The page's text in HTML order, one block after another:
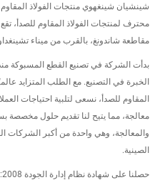
شينشيان شينغهوي منتجات الفولاذ
محترف لمنتجات الفولاذ المقاوم للصدأ،
مقاطعة شاندونغ، بالقرب من ميناء
الخبرة في التصنيع. مع الطلب المتزايد
المقاوم للصدأ، نسعى لتلبية احتياجات
معالجة، مما يتيح لنا تقديم حلول مخصصة
والمعالجة، وهي واحدة من أكبر الشركات
الصينية.